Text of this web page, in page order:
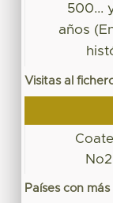
500...
años
Visitas al
Países con